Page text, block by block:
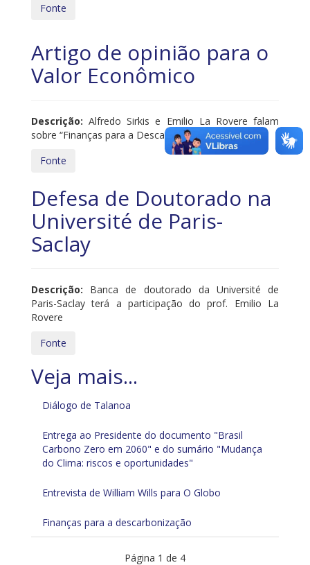
Fonte
Artigo de opinião para o
Valor Econômico
Descrição:Alfredo Sirkis e Emilio La Rovere falam
sobre “Finanças para a Descarbonização”
Fonte
Defesa de Doutorado na
Université de Paris-
Saclay
Descrição: Banca de doutorado da Université de
Paris-Saclay terá a participação do prof. Emilio La
Rovere
Fonte
Diálogo de Talanoa
Entrega ao Presidente do documento "Brasil
Carbono Zero em 2060" e do sumário "Mudança
do Clima: riscos e oportunidades"
Entrevista de William Wills para O Globo
Finanças para a descarbonização
Página 1 de 4